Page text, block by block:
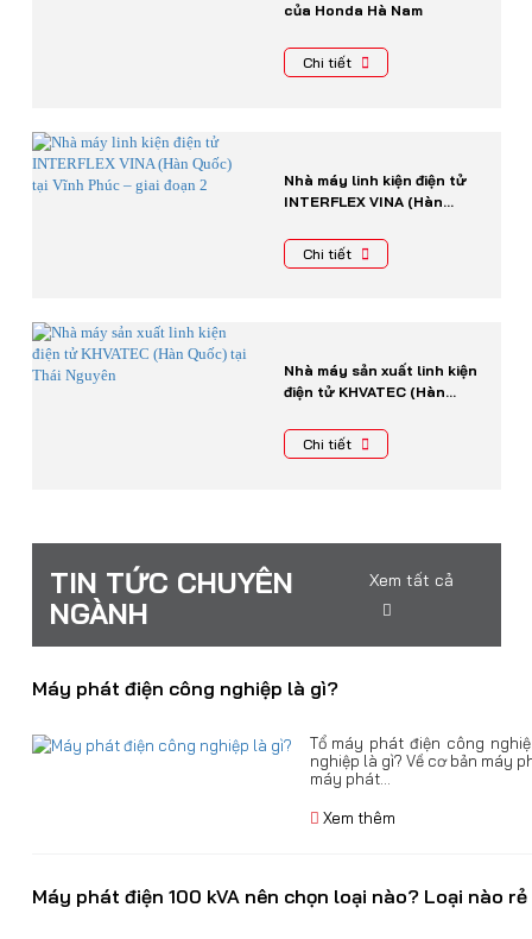
của Honda Hà Nam
Chi tiết
Nhà máy linh kiện điện tử
INTERFLEX VINA (Hàn
đoạn 2
Chi tiết
Nhà máy sản xuất linh kiện
điện tử KHVATEC (Hàn
Chi tiết
TIN TỨC CHUYÊN
NGÀNH
Xem tất cả
Máy phát điện công nghiệp là gì?
Tổ máy phát điện công
nghiệp là gì? Về cơ bản máy
máy phát...
Xem thêm
Máy phát điện 100 kVA nên chọn loại nào? Loại nào